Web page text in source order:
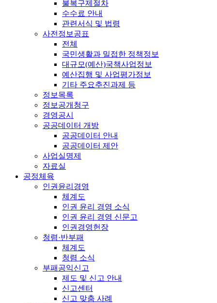
불복구제절차
수수료 안내
관련서식 및 법령
사전정보공표
전체
국민생활과 밀접한 정책정보
대규모(예산)국책사업정보
예산집행 및 사업평가정보
기타 주요추진과제 등
정보목록
정보공개청구
경영공시
공공데이터 개방
공공데이터 안내
공공데이터 제안
사업실명제
자료실
공정체육
인권윤리경영
체계도
인권 윤리 경영 소식
인권 윤리 경영 신문고
인권경영헌장
청렴·반부패
체계도
청렴 소식
부패공익신고
제도 및 신고 안내
신고센터
신고 맞춤 사례